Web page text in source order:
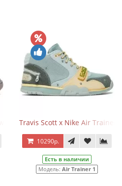
Travis Scott x Nike Air Trainer
10290р.
Есть в наличии
Модель: Air Trainer 1